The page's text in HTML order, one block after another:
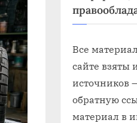
Все
сайте взяты
источников
обратную
материал в